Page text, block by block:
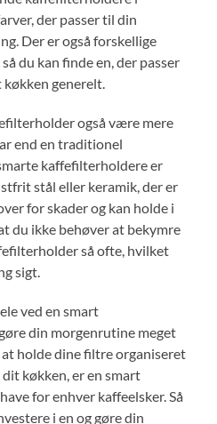
der passer til din
Der er også forskellige
du kan finde en, der passer
generelt.
også være mere
end en traditionel
kaffefilterholdere er
stål eller keramik, der er
for skader og kan holde i
du ikke behøver at bekymre
så ofte, hvilket
sigt.
ved en smart
din morgenrutine meget
holde dine filtre organiseret
køkken, er en smart
for enhver kaffeelsker. Så
i en og gøre din